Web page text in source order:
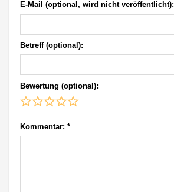
E-Mail (optional, wird nicht veröffentlicht):
Betreff (optional):
Bewertung (optional):
Kommentar: *